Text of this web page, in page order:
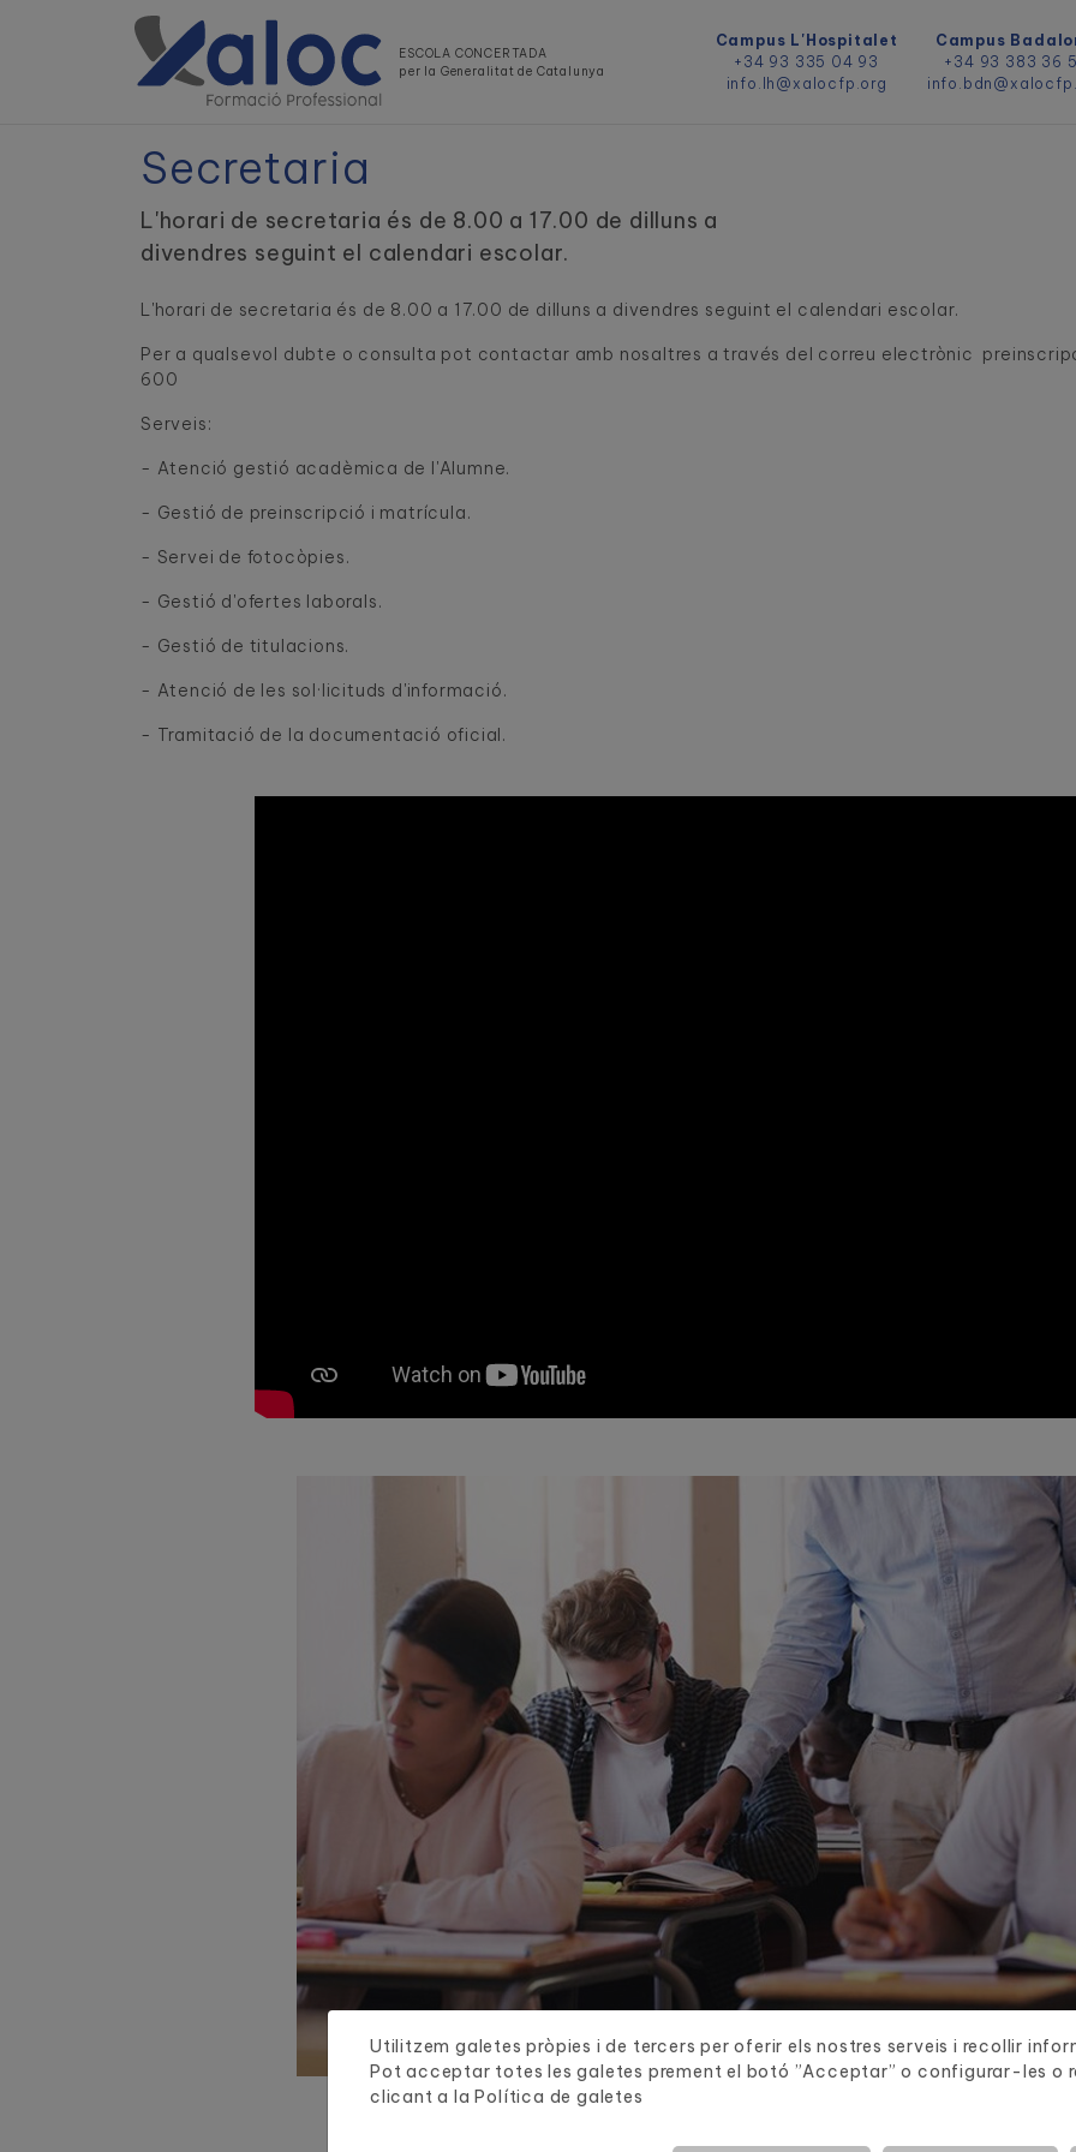
ESCOLA CONCERTADA
per la Generalitat de Catalunya
Campus L'Hospitalet
+34 93 335 04 93
info.lh@xalocfp.org
Campus
+34 93 383 36
Secretaria
L'horari de secretaria és de 8.00 a 17.00 de dilluns a
divendres seguint el calendari escolar.
L'horari de secretaria és de 8.00 a 17.00 de dilluns a divendres seguint el calendari escolar.
Per a qualsevol dubte o consulta pot contactar amb nosaltres a través del correu electrònic
600
Serveis:
- Atenció gestió acadèmica de l'Alumne.
- Gestió de preinscripció i matrícula.
- Servei de fotocòpies.
- Gestió d'ofertes laborals.
- Gestió de titulacions.
- Atenció de les sol·licituds d'informació.
- Tramitació de la documentació oficial.
Utilitzem galetes pròpies i de tercers per oferir els nostres serveis i recollir
Pot acceptar totes les galetes prement el botó ”Acceptar” o configurar-les o
clicant a laPolítica de galetes